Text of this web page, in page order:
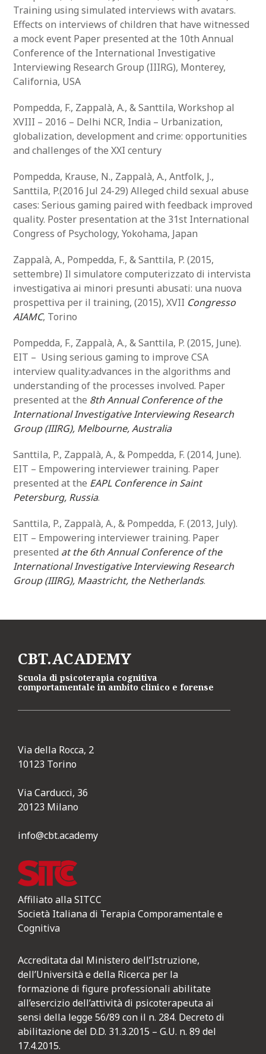
Training using simulated interviews with avatars.
Effects on interviews of children that have witnessed
a mock event Paper presented at the 10th Annual
Conference of the International Investigative
Interviewing Research Group (IIIRG), Monterey,
California, USA
Pompedda, F., Zappalà, A., & Santtila, Workshop al
XVIII – 2016 – Delhi NCR, India – Urbanization,
globalization, development and crime: opportunities
and challenges of the XXI century
Pompedda, Krause, N., Zappalà, A., Antfolk, J.,
Santtila, P.(2016 Jul 24-29) Alleged child sexual abuse
cases: Serious gaming paired with feedback improved
quality. Poster presentation at the 31st International
Congress of Psychology, Yokohama, Japan
Zappalà, A., Pompedda, F., & Santtila, P. (2015,
settembre) Il simulatore computerizzato di intervista
investigativa ai minori presunti abusati: una nuova
prospettiva per il training, (2015), XVII Congresso
AIAMC, Torino
Pompedda, F., Zappalà, A., & Santtila, P. (2015, June).
EIT – Using serious gaming to improve CSA
interview quality:advances in the algorithms and
understanding of the processes involved. Paper
presented at the 8th Annual Conference of the
International Investigative Interviewing Research
Group (IIIRG), Melbourne, Australia
Santtila, P., Zappalà, A., & Pompedda, F. (2014, June).
EIT – Empowering interviewer training. Paper
presented at the EAPL Conference in Saint
Petersburg, Russia.
Santtila, P., Zappalà, A., & Pompedda, F. (2013, July).
EIT – Empowering interviewer training. Paper
presented at the 6th Annual Conference of the
International Investigative Interviewing Research
Group (IIIRG), Maastricht, the Netherlands.
CBT.ACADEMY
Scuola di psicoterapia cognitiva
comportamentale in ambito clinico e forense
Via della Rocca, 2
10123 Torino
Via Carducci, 36
20123 Milano
info@cbt.academy
Affiliato alla SITCC
Società Italiana di Terapia Comporamentale e
Cognitiva
Accreditata dal Ministero dell’Istruzione,
dell’Università e della Ricerca per la
formazione di figure professionali abilitate
all’esercizio dell’attività di psicoterapeuta ai
sensi della legge 56/89 con il n. 284. Decreto di
abilitazione del D.D. 31.3.2015 – G.U. n. 89 del
17.4.2015.